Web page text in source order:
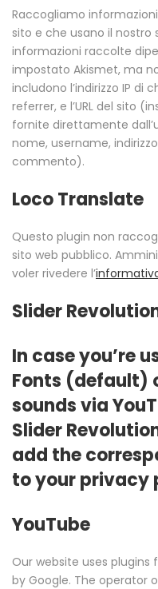
Raccogliamo
sito e che usano il nostro
informazioni raccolte
impostato Akismet, ma
includono l’indirizzo IP di
referrer, e l’URL del sito
fornite direttamente
nome, username,
commento).
Loco Translate
Questo plugin non
sito web pubblico.
voler rivedere l’
Slider
In case you’re
Fonts (default)
sounds via
Slider
add the
to your privacy
YouTube
Our website uses plugins
by Google. The operator